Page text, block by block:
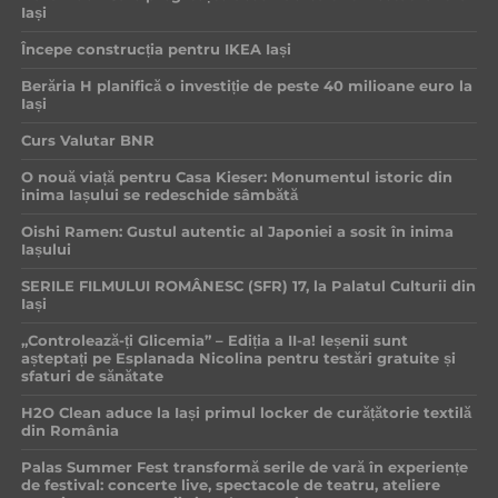
Iași
Începe construcția pentru IKEA Iași
Berăria H planifică o investiție de peste 40 milioane euro la
Iași
Curs Valutar BNR
O nouă viață pentru Casa Kieser: Monumentul istoric din
inima Iașului se redeschide sâmbătă
Oishi Ramen: Gustul autentic al Japoniei a sosit în inima
Iașului
SERILE FILMULUI ROMÂNESC (SFR) 17, la Palatul Culturii din
Iași
„Controlează-ți Glicemia” – Ediția a II-a! Ieșenii sunt
așteptați pe Esplanada Nicolina pentru testări gratuite și
sfaturi de sănătate
H2O Clean aduce la Iași primul locker de curățătorie textilă
din România
Palas Summer Fest transformă serile de vară în experiențe
de festival: concerte live, spectacole de teatru, ateliere